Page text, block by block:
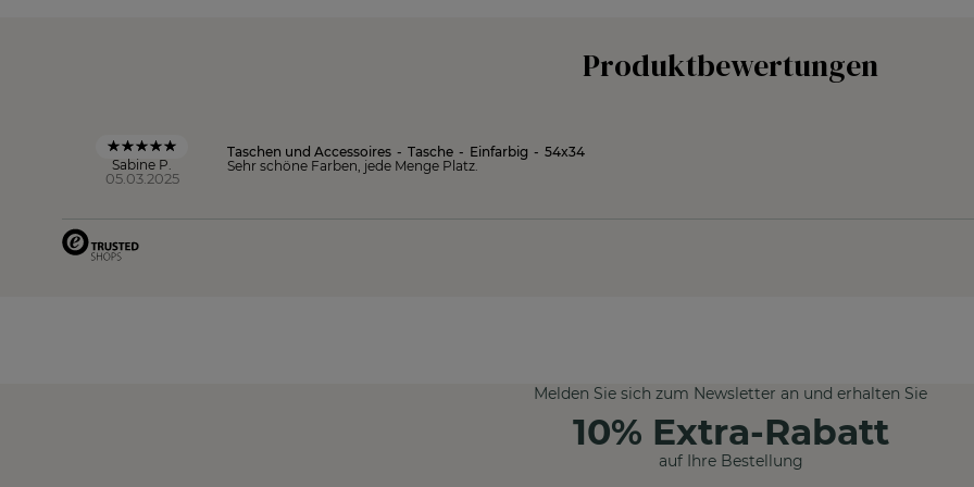
Produktbewertungen
Sabine P.
05.03.2025
Taschen und Accessoires - Tasche - Einfarbig - 54x34
Sehr schöne Farben, jede Menge Platz.
Melden Sie sich zum Newsletter an und erhalten Sie
10% Extra-Rabatt
auf Ihre Bestellung